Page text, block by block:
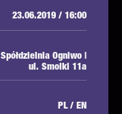
23.06.2019 / 16:00
Spółdzielnia Ogniwo |
ul. Smolki 11a
PL / EN